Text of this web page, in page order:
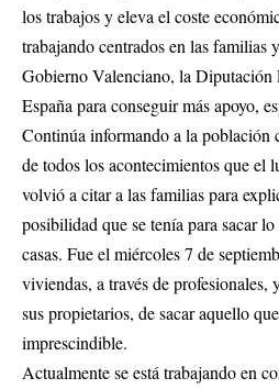
los trabajos y eleva el coste
trabajando centrados en las familias
Gobierno Valenciano, la
España para conseguir más apoyo,
Continúa informando a la población
de todos los acontecimientos que el
volvió a citar a las familias para
posibilidad que se tenía para sacar
casas. Fue el miércoles 7 de
viviendas, a través de profesionales,
sus propietarios, de sacar aquello
imprescindible.
Actualmente se está trabajando en